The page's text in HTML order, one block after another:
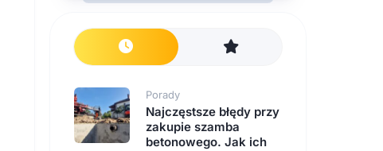
Porady
Najczęstsze błędy przy
zakupie szamba
betonowego. Jak ich